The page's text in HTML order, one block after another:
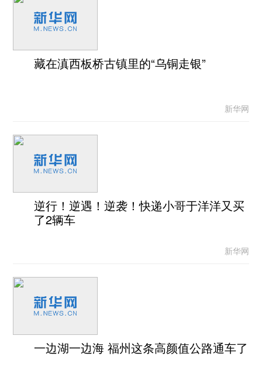
藏在滇西板桥古镇里的“乌铜走银”
新华网
逆行！逆遇！逆袭！快递小哥于洋洋又买
了2辆车
新华网
一边湖一边海 福州这条高颜值公路通车了